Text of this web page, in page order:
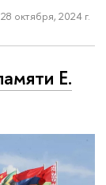
28 октября, 2024 г.
Е.